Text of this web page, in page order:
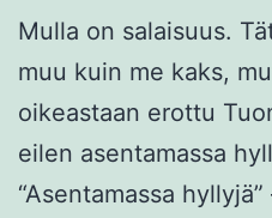
Mulla on salaisuus.
muu kuin me kaks,
oikeastaan erottu
eilen asentamassa
“Asentamassa